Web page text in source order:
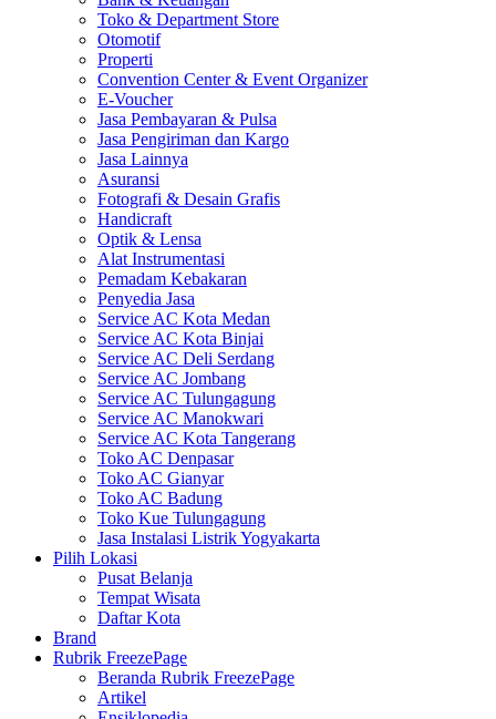
Toko & Department Store
Otomotif
Properti
Convention Center & Event Organizer
E-Voucher
Jasa Pembayaran & Pulsa
Jasa Pengiriman dan Kargo
Jasa Lainnya
Asuransi
Fotografi & Desain Grafis
Handicraft
Optik & Lensa
Alat Instrumentasi
Pemadam Kebakaran
Penyedia Jasa
Service AC Kota Medan
Service AC Kota Binjai
Service AC Deli Serdang
Service AC Jombang
Service AC Tulungagung
Service AC Manokwari
Service AC Kota Tangerang
Toko AC Denpasar
Toko AC Gianyar
Toko AC Badung
Toko Kue Tulungagung
Jasa Instalasi Listrik Yogyakarta
Pilih Lokasi
Pusat Belanja
Tempat Wisata
Daftar Kota
Brand
Rubrik FreezePage
Beranda Rubrik FreezePage
Artikel